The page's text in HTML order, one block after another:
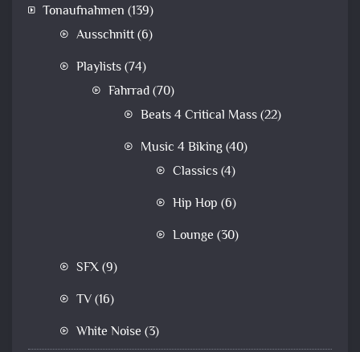
Tonaufnahmen (139)
Ausschnitt(6)
Playlists(74)
Fahrrad(70)
Beats 4 Critical Mass(22)
Music 4 Biking(40)
Classics(4)
Hip Hop (6)
Lounge (30)
SFX(9)
TV(16)
White Noise (3)